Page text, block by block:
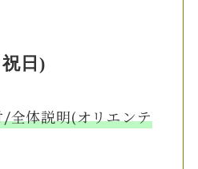
日)
全体説明(オリエンテ